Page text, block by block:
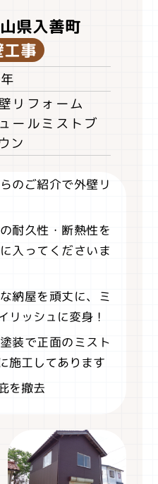
県入善町
事
リフォーム
ールミストブ
ン
のご紹介で外壁リ
耐久性・断熱性を
入ってくださいま
納屋を頑丈に、ミ
リッシュに変身！
装で正面のミスト
施工してあります
を撤去